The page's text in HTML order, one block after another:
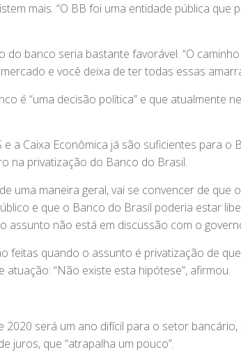
mais. “O BB foi uma entidade pública que
do banco seria bastante favorável. “O
e você deixa de ter todas essas
é “uma decisão política” e que atualmente
a Caixa Econômica já são suficientes para o
na privatização do Banco do Brasil.
uma maneira geral, vai se convencer de que
e que o Banco do Brasil poderia estar
assunto não está em discussão com o
feitas quando o assunto é privatização de
“Não existe esta hipótese”, afirmou.
será um ano difícil para o setor
juros, que “atrapalha um pouco”.